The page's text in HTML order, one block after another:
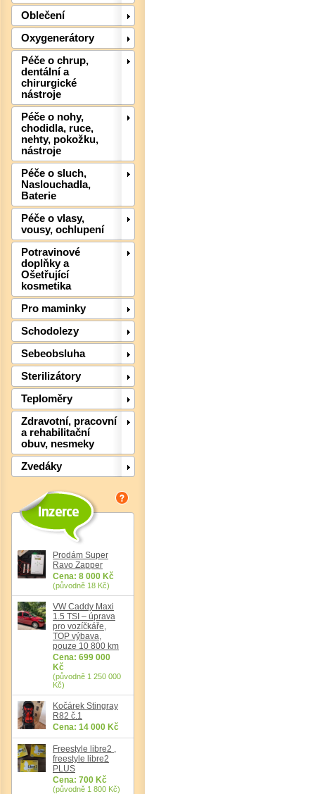
Oblečení
Oxygenerátory
Péče o chrup,
dentální a
chirurgické
nástroje
Péče o nohy,
chodidla, ruce,
nehty, pokožku,
nástroje
Péče o sluch,
Naslouchadla,
Baterie
Péče o vlasy,
vousy, ochlupení
Potravinové
doplňky a
Ošetřující
kosmetika
Pro maminky
Schodolezy
Sebeobsluha
Sterilizátory
Teploměry
Zdravotní, pracovní
a rehabilitační
obuv, nesmeky
Zvedáky
Prodám Super
Ravo Zapper
Cena: 8 000 Kč
(původně 18 Kč)
VW Caddy Maxi
1.5 TSI – úprava
pro vozíčkáře,
TOP výbava,
pouze 10 800 km
Cena: 699 000
Kč
(původně 1 250 000
Kč)
Kočárek Stingray
R82 č.1
Cena: 14 000 Kč
Freestyle libre2 ,
freestyle libre2
PLUS
Cena: 700 Kč
(původně 1 800 Kč)